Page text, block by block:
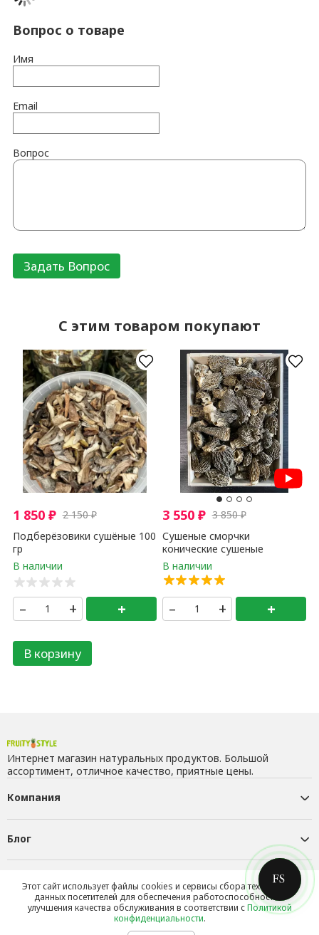
Вопрос о товаре
Имя
Email
Вопрос
C этим товаром покупают
1 850₽ 2 150₽
Подберёзовики сушёные 100
гр
– + +
3 550₽ 3 850₽
Сушеные сморчки
конические сушеные
Алтайские ПРЕМИУМ 100 гр
– + +
В корзину
Интернет магазин натуральных продуктов. Большой
ассортимент, отличное качество, приятные цены.
Компания
Блог
Контакты
Этот сайт использует файлы cookies и сервисы сбора технических
данных посетителей для обеспечения работоспособности и
улучшения качества обслуживания в соответствии сПолитикой
конфиденциальности.